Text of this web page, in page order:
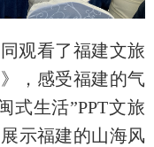
观看了福建文旅
，感受福建的气
式生活”PPT文旅
示福建的山海风